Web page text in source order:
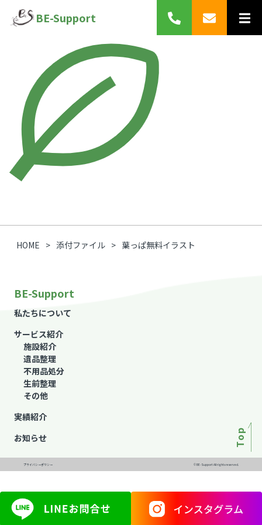
BE-Support
HOME 添付ファイル 葉っぱ無料イラスト
BE-Support
私たちについて
サービス紹介
施設紹介
遺品整理
不用品処分
生前整理
その他
実績紹介
お知らせ
プライバシーポリシー © BE-Support All rights reserved.
Top